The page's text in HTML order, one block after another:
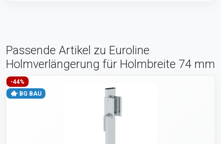
Passende Artikel zu Euroline
Holmverlängerung für Holmbreite 74 mm
-44%
BG BAU